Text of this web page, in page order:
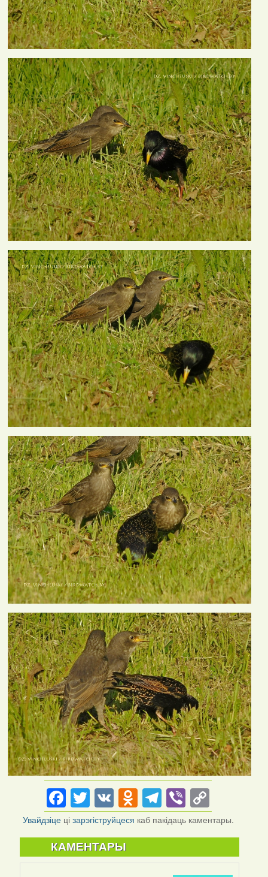
Facebook
Twitter
VKOdnoklassniki
Telegram
Viber
Link
Увайдзіце цізарэгіструйцеся каб пакідаць каментары.
КАМЕНТАРЫ